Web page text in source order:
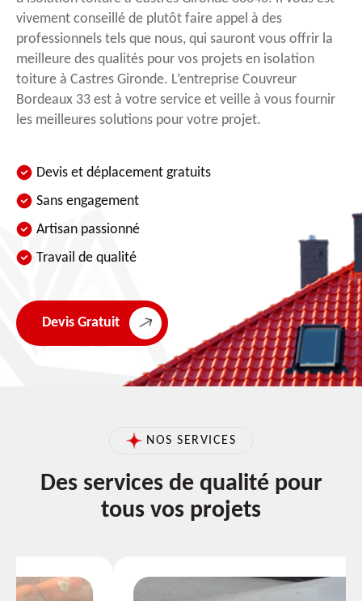
vivement conseillé de plutôt faire appel à des
professionnels tels que nous, qui sauront vous offrir la
meilleure des qualités pour vos projets en isolation
toiture à Castres Gironde. L’entreprise Couvreur
Bordeaux 33 est à votre service et veille à vous fournir
les meilleures solutions pour votre projet.
Devis et déplacement gratuits
Sans engagement
Artisan passionné
Travail de qualité
Devis Gratuit
NOS SERVICES
Des services de qualité pour
tous vos projets